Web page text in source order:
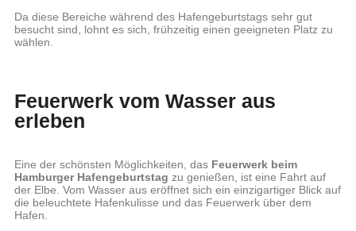
Da diese Bereiche während des Hafengeburtstags sehr gut
besucht sind, lohnt es sich, frühzeitig einen geeigneten Platz zu
wählen.
Feuerwerk vom Wasser aus
erleben
Eine der schönsten Möglichkeiten, das Feuerwerk beim
Hamburger Hafengeburtstag zu genießen, ist eine Fahrt auf
der Elbe. Vom Wasser aus eröffnet sich ein einzigartiger Blick auf
die beleuchtete Hafenkulisse und das Feuerwerk über dem
Hafen.